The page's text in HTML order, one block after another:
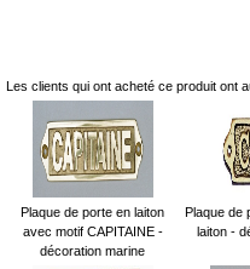
Les clients qui ont acheté ce produit ont
Plaque de porte en laiton
avec motif CAPITAINE -
décoration marine
Plaque de
laiton -